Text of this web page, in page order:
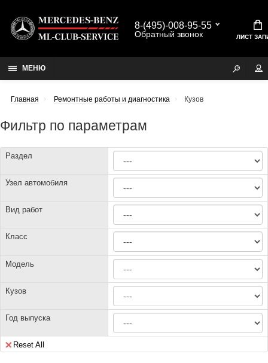
8-(495)-008-95-55
Обратный звонок ЛИСТ
МЕНЮ
Главная Ремонтные работы и диагностика Кузов
Фильтр по параметрам
Раздел
Узел автомобиля
Вид работ
Класс
Модель
Кузов
Год выпуска
Reset All